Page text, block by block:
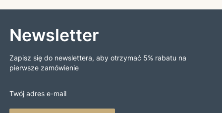
Newsletter
Zapisz się do newslettera, aby otrzymać 5% rabatu na
pierwsze zamówienie
Twój adres e-mail